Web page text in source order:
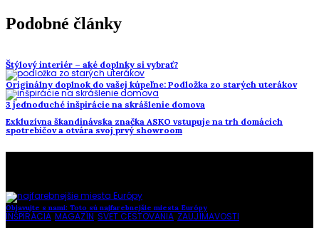
Podobné články
Štýlový interiér – aké doplnky si vybrať?
Originálny doplnok do vašej kúpeľne: Podložka zo starých uterákov
3 jednoduché inšpirácie na skrášlenie domova
Exkluzívna škandinávska značka ASKO vstupuje na trh domácich
spotrebičov a otvára svoj prvý showroom
Objavujte s nami: Toto sú najfarebnejšie miesta Európy
INŠPIRÁCIA MAGAZÍN SVET CESTOVANIA ZAUJÍMAVOSTI